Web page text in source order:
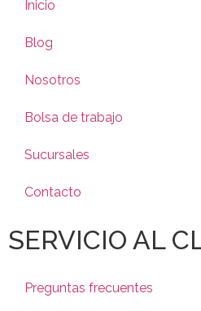
Inicio
Blog
Nosotros
Bolsa de trabajo
Sucursales
Contacto
SERVICIO AL
Preguntas frecuentes